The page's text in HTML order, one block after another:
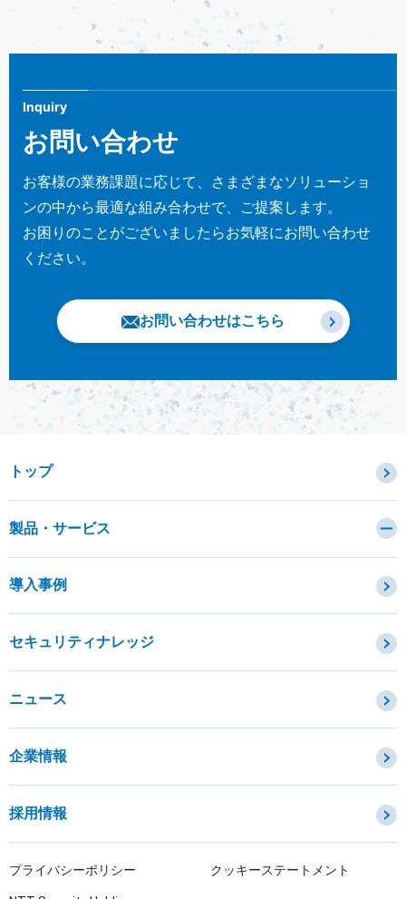
Inquiry
お問い合わせ
お客様の業務課題に応じて、さまざまなソリューショ
ンの中から最適な組み合わせで、ご提案します。
お困りのことがございましたらお気軽にお問い合わせ
ください。
お問い合わせはこちら
トップ
製品・サービス
OTセキュリティ
IoTプロダクトセキュリティ
導入事例
セキュリティナレッジ
ニュース
企業情報
採用情報
プライバシーポリシー クッキーステートメント